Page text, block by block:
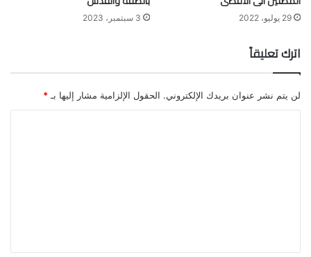
29 يوليو، 2022 3 سبتمبر، 2023
اترك تعليقاً
لن يتم نشر عنوان بريدك الإلكتروني. الحقول الإلزامية مشار إليها بـ *